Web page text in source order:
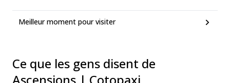
Meilleur moment pour visiter
Ce que les gens disent de